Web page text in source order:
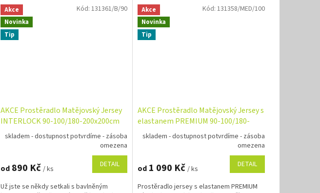
Akce
Novinka
Tip
AKCE Prostěradlo Matějovský Jersey
INTERLOCK 90-100/180-200x200cm
barva dle výběru
skladem - dostupnost potvrdíme - zásoba
omezena
od890 Kč / ks DETAIL
Už jste se někdy setkali s bavlněným
Kód: 131361/B/90
Akce
Novinka
Tip
AKCE Prostěradlo Matějovský Jersey s
elastanem PREMIUM 90-100/180-
200x200cm barva dle výběru
skladem - dostupnost potvrdíme - zásoba
omezena
od1 090 Kč / ks DETAIL
Prostěradlo jersey s elastanem PREMIUM
Kód: 131358/MED/100